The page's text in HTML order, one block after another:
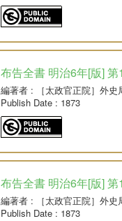
布告全書 明治6年[版]
編著者 : ［太政官正院］外史
Publish Date : 1873
布告全書 明治6年[版]
編著者 : ［太政官正院］外史
Publish Date : 1873